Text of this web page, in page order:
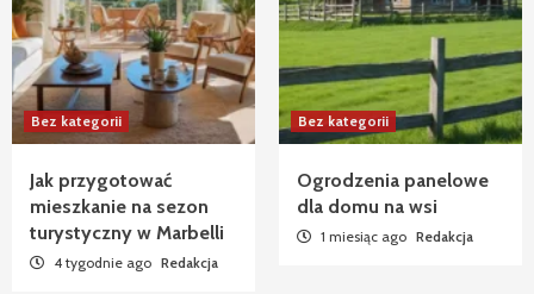
Bez kategorii
Jak przygotować
mieszkanie na sezon
turystyczny w Marbelli
4 tygodnie ago Redakcja
Bez kategorii
Ogrodzenia panelowe
dla domu na wsi
1 miesiąc ago Redakcja